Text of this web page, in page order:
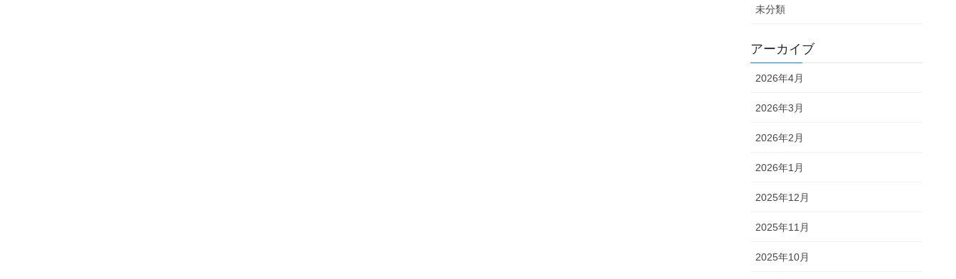
未分類
アーカイブ
2026年4月
2026年3月
2026年2月
2026年1月
2025年12月
2025年11月
2025年10月